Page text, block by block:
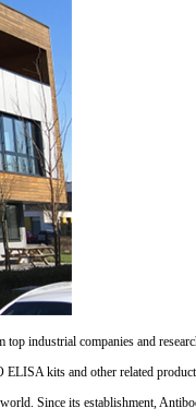
industrial companies and
kits and other related
Since its establishment,